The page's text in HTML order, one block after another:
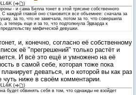
(
)
- и сама Белла тонет в этой трясине собственного
С каждой главой оно становится все объемнее: сначала за
за то, что не замечала, потом за то, что совершила
а теперь еще и за то, что подтолкнула Эдварда к
мифической девушки.
и, конечно, согласно её собственному
её "прегрешений" только растёт и
И всё это ещё и умножено на её
в самой себе, которая тоже пока
деваться, и о которой вы как раз
чуть ниже в своём комментарии.
(
)
будет обвинять себя в том, что однажды не взойдет